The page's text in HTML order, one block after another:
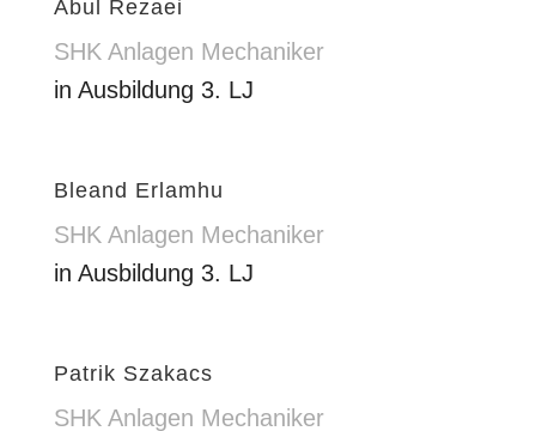
Abul Rezaei
SHK Anlagen Mechaniker
in Ausbildung 3. LJ
Bleand Erlamhu
SHK Anlagen Mechaniker
in Ausbildung 3. LJ
Patrik Szakacs
SHK Anlagen Mechaniker